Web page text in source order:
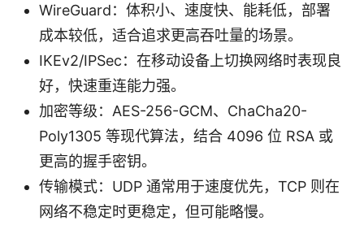
WireGuard：体积小、速度快、能耗低，部署
成本较低，适合追求更高吞吐量的场景。
IKEv2/IPSec：在移动设备上切换网络时表现良
好，快速重连能力强。
加密等级：AES-256-GCM、ChaCha20-
Poly1305 等现代算法，结合 4096 位 RSA 或
更高的握手密钥。
传输模式：UDP 通常用于速度优先，TCP 则在
网络不稳定时更稳定，但可能略慢。